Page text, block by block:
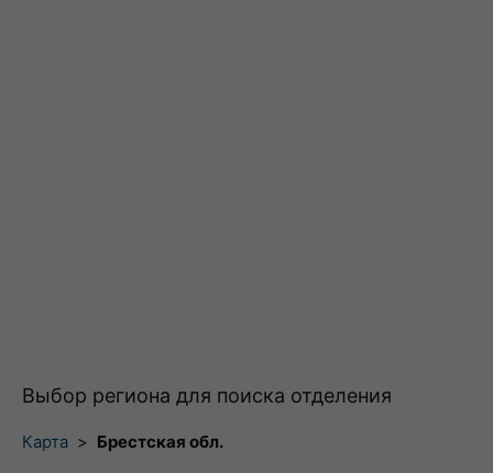
Выбор региона для поиска отделения
Карта > Брестская обл.